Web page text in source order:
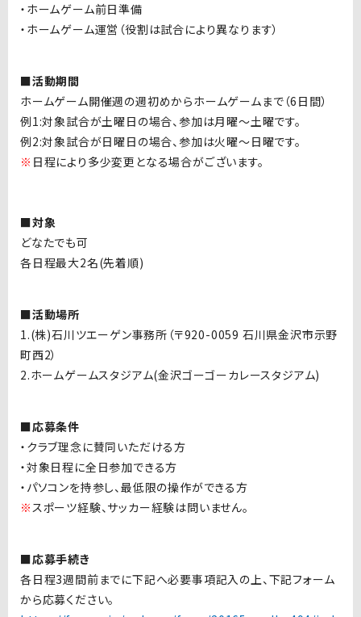
・ホームゲーム前日準備
・ホームゲーム運営（役割は試合により異なります）
■活動期間
ホームゲーム開催週の週初めからホームゲームまで（6日間）
例1:対象試合が土曜日の場合、参加は月曜〜土曜です。
例2:対象試合が日曜日の場合、参加は火曜〜日曜です。
※ 日程により多少変更となる場合がございます。
■対象
どなたでも可
各日程最大2名(先着順)
■活動場所
1.(株)石川ツエーゲン事務所（〒920-0059 石川県金沢市示野
町西2）
2.ホームゲームスタジアム(金沢ゴーゴーカレースタジアム)
■応募条件
・クラブ理念に賛同いただける方
・対象日程に全日参加できる方
・パソコンを持参し、最低限の操作ができる方
※スポーツ経験、サッカー経験は問いません。
■応募手続き
各日程3週間前までに下記へ必要事項記入の上、下記フォーム
から応募ください。